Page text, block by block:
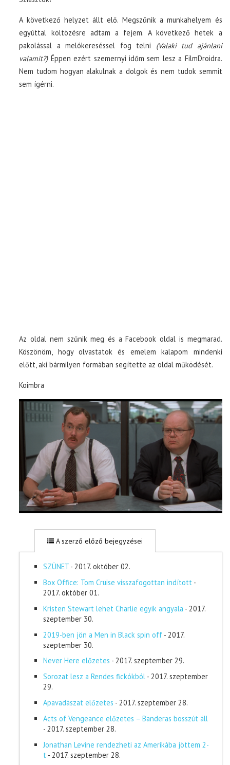
TOP10
KULISSZA
CIKK
A következő helyzet állt elő. Megszűnik a munkahelyem és
egyúttal költözésre adtam a fejem. A következő hetek a
pakolással a melókereséssel fog telni (Valaki tud ajánlani
valamit?) Éppen ezért szemernyi időm sem lesz a FilmDroidra.
Nem tudom hogyan alakulnak a dolgok és nem tudok semmit
sem ígérni.
Az oldal nem szűnik meg és a Facebook oldal is megmarad.
Köszönöm, hogy olvastatok és emelem kalapom mindenki
előtt, aki bármilyen formában segítette az oldal működését.
Koimbra
A szerző előző bejegyzései
SZÜNET - 2017. október 02.
Box Office: Tom Cruise visszafogottan indított -
2017. október 01.
Kristen Stewart lehet Charlie egyik angyala - 2017.
szeptember 30.
2019-ben jön a Men in Black spin off - 2017.
szeptember 30.
Never Here előzetes - 2017. szeptember 29.
Sorozat lesz a Rendes fickókból - 2017. szeptember
29.
Apavadászat előzetes - 2017. szeptember 28.
Acts of Vengeance előzetes – Banderas bosszút áll
- 2017. szeptember 28.
Jonathan Levine rendezheti az Amerikába jöttem 2-
t - 2017. szeptember 28.